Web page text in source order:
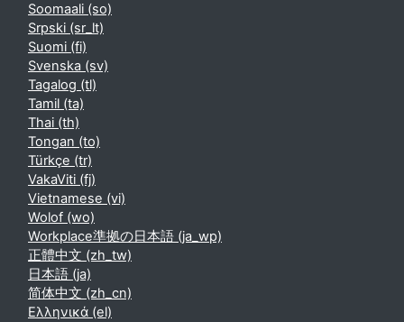
Soomaali ‎(so)‎
Srpski ‎(sr_lt)‎
Suomi ‎(fi)‎
Svenska ‎(sv)‎
Tagalog ‎(tl)‎
Tamil ‎(ta)‎
Thai ‎(th)‎
Tongan ‎(to)‎
Türkçe ‎(tr)‎
VakaViti ‎(fj)‎
Vietnamese ‎(vi)‎
Wolof ‎(wo)‎
Workplace準拠の日本語 ‎(ja_wp)‎
正體中文 ‎(zh_tw)‎
日本語 ‎(ja)‎
简体中文 ‎(zh_cn)‎
Ελληνικά ‎(el)‎